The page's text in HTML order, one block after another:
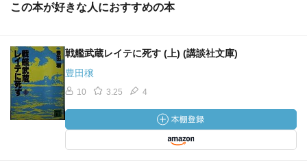
この本が好きな人におすすめの本
戦艦武蔵レイテに死す (上) (講談社文庫)
豊田穣
10 3.25 4